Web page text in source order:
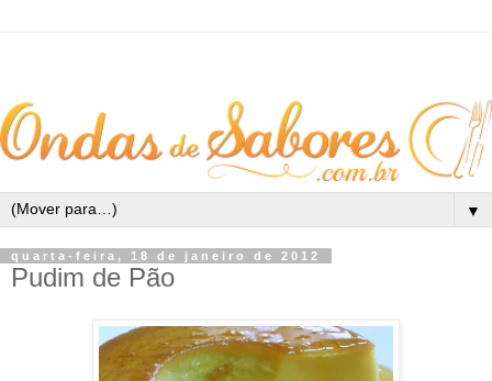
▼
quarta-feira, 18 de janeiro de 2012
Pudim de Pão